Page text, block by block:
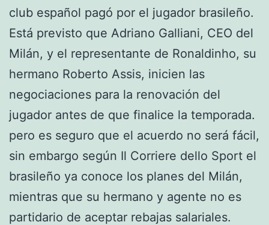
club español pagó por el jugador brasileño.
Está previsto que Adriano Galliani, CEO del
Milán, y el representante de Ronaldinho, su
hermano Roberto Assis, inicien las
negociaciones para la renovación del
jugador antes de que finalice la temporada.
pero es seguro que el acuerdo no será fácil,
sin embargo según Il Corriere dello Sport el
brasileño ya conoce los planes del Milán,
mientras que su hermano y agente no es
partidario de aceptar rebajas salariales.